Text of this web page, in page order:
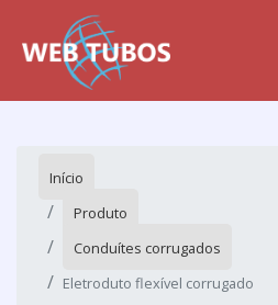
Início
Produto
Conduítes corrugados
Eletroduto flexível corrugado